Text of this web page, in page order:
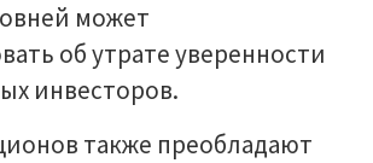
может
об утрате уверенности
инвесторов.
также преобладают